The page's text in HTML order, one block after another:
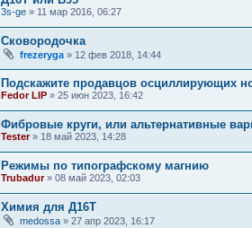
3s-ge » 11 мар 2016, 06:27
Сковородочка
frezeryga» 12 фев 2018, 14:44
Подскажите продавцов осциллирующих
Fedor LIP » 25 июн 2023, 16:42
Фибровые круги, или альтернативные
Tester» 18 май 2023, 14:28
Режимы по типографскому магнию
Trubadur» 08 май 2023, 02:03
Химия для Д16Т
medossa » 27 апр 2023, 16:17